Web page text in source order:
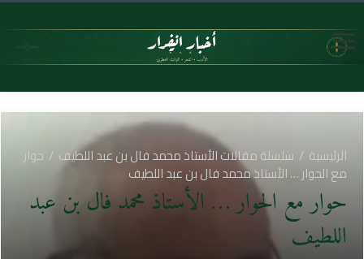
الرئيسية / سلسلة مقالات الأستاذ محمد فال بن عبد اللطيف / حوار
مع الحوار … الأستاذ محمد فال بن عبد اللطيف
حوار مع الحوار … الأستاذ محمد فال بن عبد
اللطيف